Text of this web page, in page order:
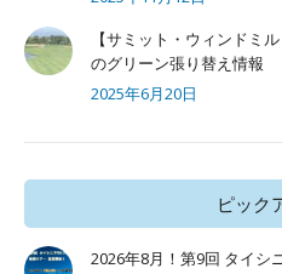
【サミット・ウィンドミ
のグリーン張り替え情報
2025年6月20日
ピック
2026年8月！第9回 タイシ